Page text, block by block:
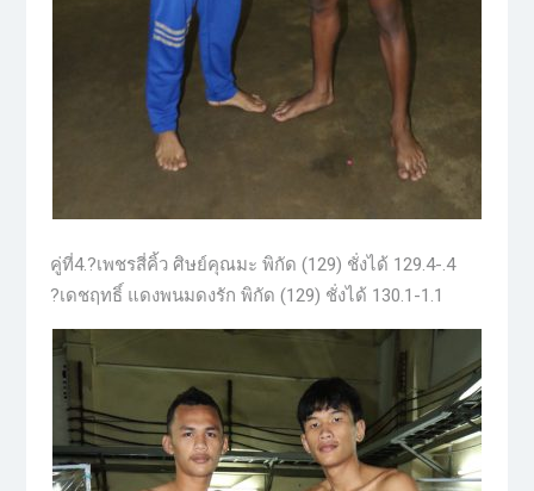
คู่ที่4.?เพชรสี่คิ้ว ศิษย์คุณมะ พิกัด (129) ชั่งได้ 129.4-.4
?เดชฤทธิ์ แดงพนมดงรัก พิกัด (129) ชั่งได้ 130.1-1.1